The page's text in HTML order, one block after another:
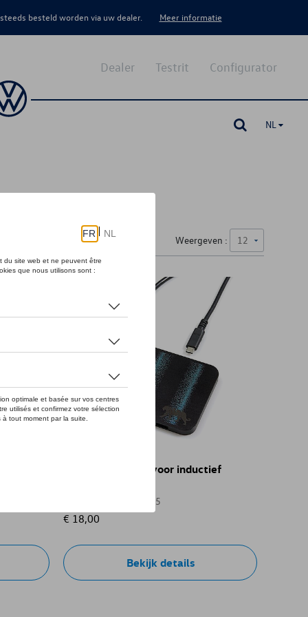
besteld worden via uw dealer. Meer informatie
Configurator
Testrit
Dealer
NL
Weergeven :
VW batterijlader voor inductief
Referentie: 571087625
€ 18,00
Bekijk details